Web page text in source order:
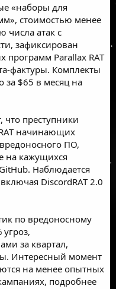
«наборы для
стоимостью менее
числа атак с
зафиксирован
программ Parallax RAT
фактуры. Комплекты
за $65 в месяц на
что преступники
начинающих
ПО,
на кажущихся
GitHub. Наблюдается
DiscordRAT 2.0
по вредоносному
за квартал,
Интересный момент
на менее опытных
подробнее